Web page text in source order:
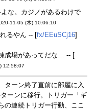
な。カジノがあるわけで
11-05 (木) 10:06:10
るやん -- [fx/EEuSCj16]
成場があってだな… -- [
12:58:07
ーン終了直前に部屋に入
ーンに移行。トリガー「ギ
の連続トリガー行動、ここ